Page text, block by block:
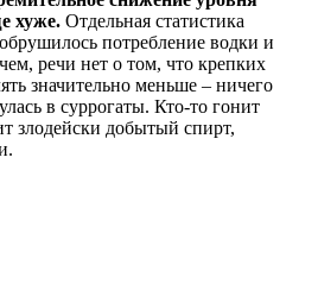
хуже. Отдельная статистика
потребление водки и
речи нет о том, что крепких
значительно меньше – ничего
в суррогаты. Кто-то гонит
злодейски добытый спирт,